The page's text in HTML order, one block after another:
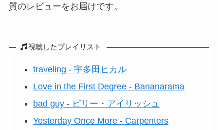
質のレビューをお届けです。
視聴したプレイリスト
traveling - 宇多田ヒカル
Love in the First Degree - Bananarama
bad guy - ビリー・アイリッシュ
Yesterday Once More - Carpenters